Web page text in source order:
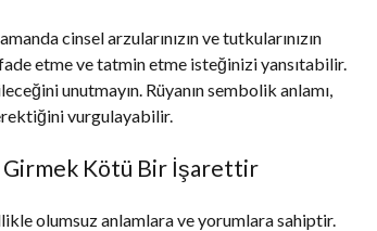
cinsel arzularınızın ve tutkularınızın
etme ve tatmin etme isteğinizi yansıtabilir.
unutmayın. Rüyanın sembolik anlamı,
vurgulayabilir.
Girmek Kötü Bir İşarettir
olumsuz anlamlara ve yorumlara sahiptir.